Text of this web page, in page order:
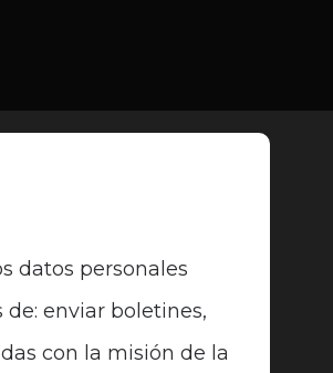
datos personales
enviar boletines,
con la misión de la